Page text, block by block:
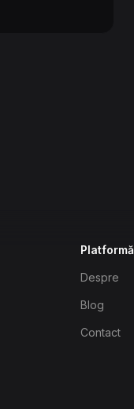
Platformă
Despre
Blog
Contact